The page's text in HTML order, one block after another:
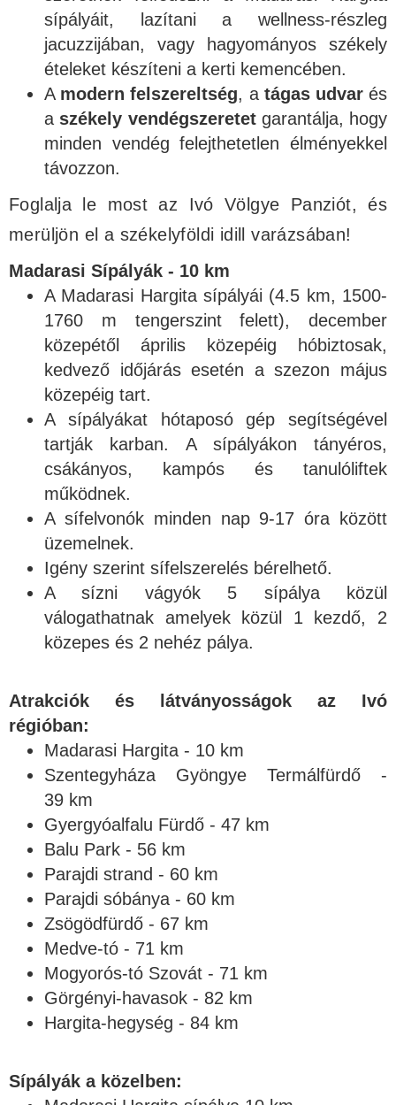
sípályáit, lazítani a wellness-részleg
jacuzzijában, vagy hagyományos székely
ételeket készíteni a kerti kemencében.
A modern felszereltség, a tágas udvarés
a székely vendégszeretetgarantálja, hogy
minden vendég felejthetetlen élményekkel
távozzon.
Foglalja le most az Ivó Völgye Panziót, és
merüljön el a székelyföldi idill varázsában!
Madarasi Sípályák - 10 km
A Madarasi Hargita sípályái (4.5 km, 1500-
1760 m tengerszint felett), december
közepétől április közepéig hóbiztosak,
kedvező időjárás esetén a szezon május
közepéig tart.
A sípályákat hótaposó gép segítségével
tartják karban. A sípályákon tányéros,
csákányos, kampós és tanulóliftek
működnek.
A sífelvonók minden nap 9-17 óra között
üzemelnek.
Igény szerint sífelszerelés bérelhető.
A sízni vágyók 5 sípálya közül
válogathatnak amelyek közül 1 kezdő, 2
közepes és 2 nehéz pálya.
Atrakciók és látványosságok az Ivó
régióban:
Madarasi Hargita - 10 km
Szentegyháza Gyöngye Termálfürdő -
39 km
Gyergyóalfalu Fürdő - 47 km
Balu Park - 56 km
Parajdi strand - 60 km
Parajdi sóbánya - 60 km
Zsögödfürdő - 67 km
Medve-tó - 71 km
Mogyorós-tó Szovát - 71 km
Görgényi-havasok - 82 km
Hargita-hegység - 84 km
Sípályák a közelben: